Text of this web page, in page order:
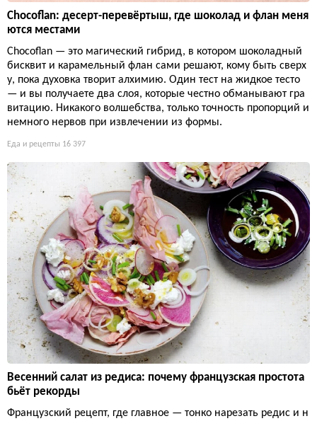
Chocoflan: десерт-перевёртыш, где шоколад и флан меня
ются местами
Chocoflan — это магический гибрид, в котором шоколадный
бисквит и карамельный флан сами решают, кому быть сверх
у, пока духовка творит алхимию. Один тест на жидкое тесто
— и вы получаете два слоя, которые честно обманывают гра
витацию. Никакого волшебства, только точность пропорций и
немного нервов при извлечении из формы.
Еда и рецепты 16 397
Весенний салат из редиса: почему французская простота
бьёт рекорды
Французский рецепт, где главное — тонко нарезать редис и н